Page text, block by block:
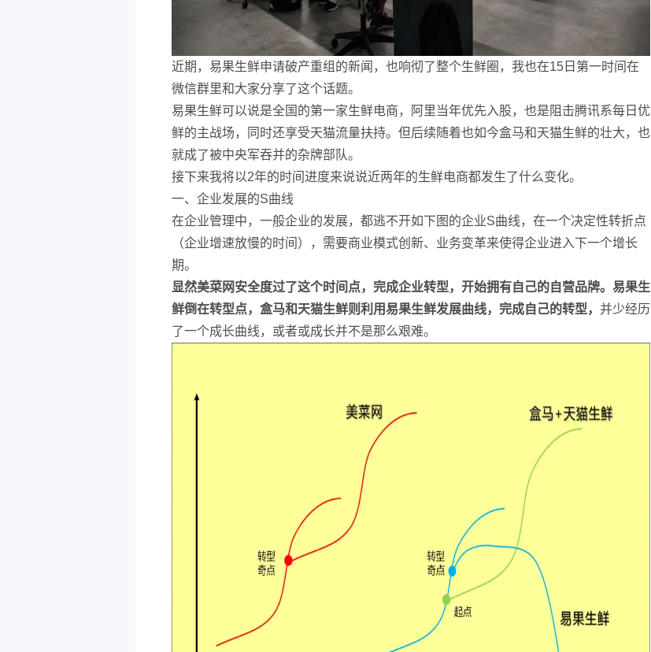
近期，易果生鲜申请破产重组的新闻，也响彻了整个生鲜圈，我也在15日第一时间在
微信群里和大家分享了这个话题。
易果生鲜可以说是全国的第一家生鲜电商，阿里当年优先入股，也是阻击腾讯系每日优
鲜的主战场，同时还享受天猫流量扶持。但后续随着也如今盒马和天猫生鲜的壮大，也
就成了被中央军吞并的杂牌部队。
接下来我将以2年的时间进度来说说近两年的生鲜电商都发生了什么变化。
一、企业发展的S曲线
在企业管理中，一般企业的发展，都逃不开如下图的企业S曲线，在一个决定性转折点
（企业增速放慢的时间），需要商业模式创新、业务变革来使得企业进入下一个增长
期。
显然美菜网安全度过了这个时间点，完成企业转型，开始拥有自己的自营品牌。易果生
鲜倒在转型点，盒马和天猫生鲜则利用易果生鲜发展曲线，完成自己的转型， 并少经历
了一个成长曲线，或者或成长并不是那么艰难。